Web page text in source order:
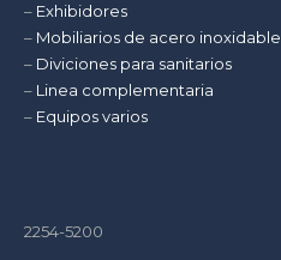
– Exhibidores
– Mobiliarios de acero inoxidable
– Diviciones para sanitarios
– Linea complementaria
– Equipos varios
2254-5200